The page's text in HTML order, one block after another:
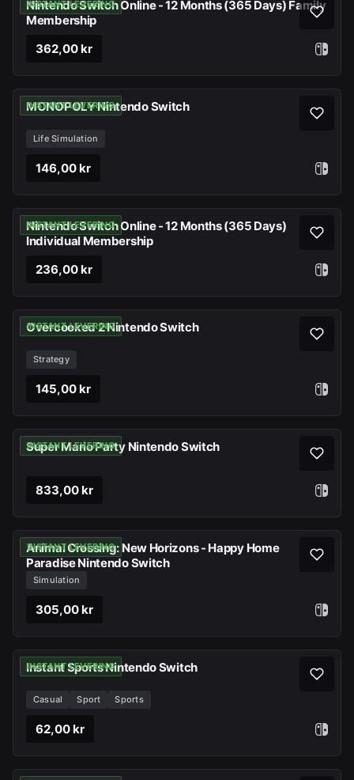
INSTANT LEVERING
Nintendo Switch Online - 12 Months (365 Days) Family
Membership
362,00 kr
INSTANT LEVERING
MONOPOLY Nintendo Switch
Life Simulation
146,00 kr
INSTANT LEVERING
Nintendo Switch Online - 12 Months (365 Days)
Individual Membership
236,00 kr
INSTANT LEVERING
Overcooked 2 Nintendo Switch
Strategy
145,00 kr
INSTANT LEVERING
Super Mario Party Nintendo Switch
833,00 kr
INSTANT LEVERING
Animal Crossing: New Horizons - Happy Home
Paradise Nintendo Switch
Simulation
305,00 kr
INSTANT LEVERING
Instant Sports Nintendo Switch
Casual Sport Sports
62,00 kr